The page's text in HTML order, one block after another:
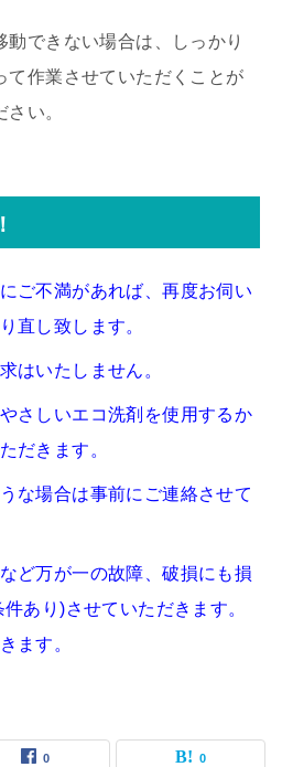
できない場合は、しっかり
て作業させていただくことが
い。
ご不満があれば、再度お伺い
直し致します。
はいたしません。
さしいエコ洗剤を使用するか
だきます。
な場合は事前にご連絡させて
ど万が一の故障、破損にも損
あり)させていただきます。
ます。
0 0